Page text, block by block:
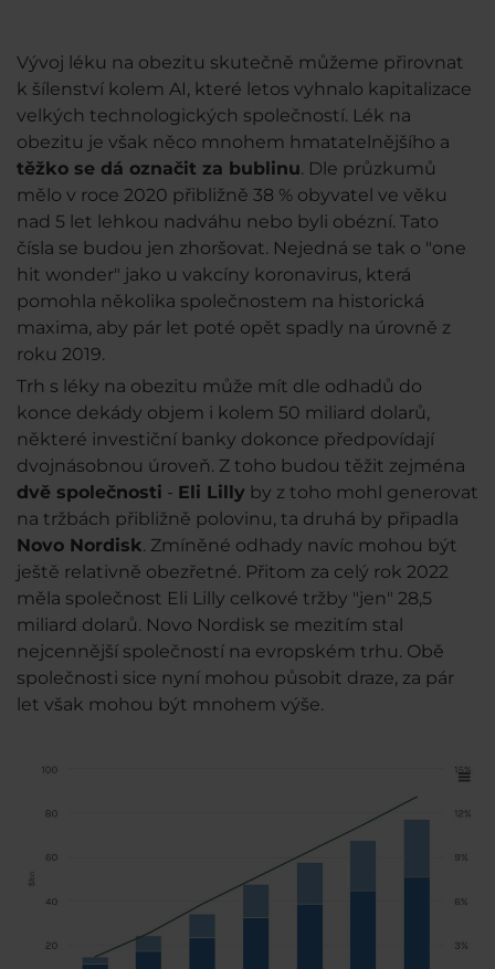
Vývoj léku na obezitu skutečně můžeme přirovnat
k šílenství kolem AI, které letos vyhnalo kapitalizace
velkých technologických společností. Lék na
obezitu je však něco mnohem hmatatelnějšího a
těžko se dá označit za bublinu. Dle průzkumů
mělo v roce 2020 přibližně 38 % obyvatel ve věku
nad 5 let lehkou nadváhu nebo byli obézní. Tato
čísla se budou jen zhoršovat. Nejedná se tak o "one
hit wonder" jako u vakcíny koronavirus, která
pomohla několika společnostem na historická
maxima, aby pár let poté opět spadly na úrovně z
roku 2019.
Trh s léky na obezitu může mít dle odhadů do
konce dekády objem i kolem 50 miliard dolarů,
některé investiční banky dokonce předpovídají
dvojnásobnou úroveň. Z toho budou těžit zejména
dvě společnosti - Eli Lilly by z toho mohl generovat
na tržbách přibližně polovinu, ta druhá by připadla
Novo Nordisk. Zmíněné odhady navíc mohou být
ještě relativně obezřetné. Přitom za celý rok 2022
měla společnost Eli Lilly celkové tržby "jen" 28,5
miliard dolarů. Novo Nordisk se mezitím stal
nejcennější společností na evropském trhu. Obě
společnosti sice nyní mohou působit draze, za pár
let však mohou být mnohem výše.